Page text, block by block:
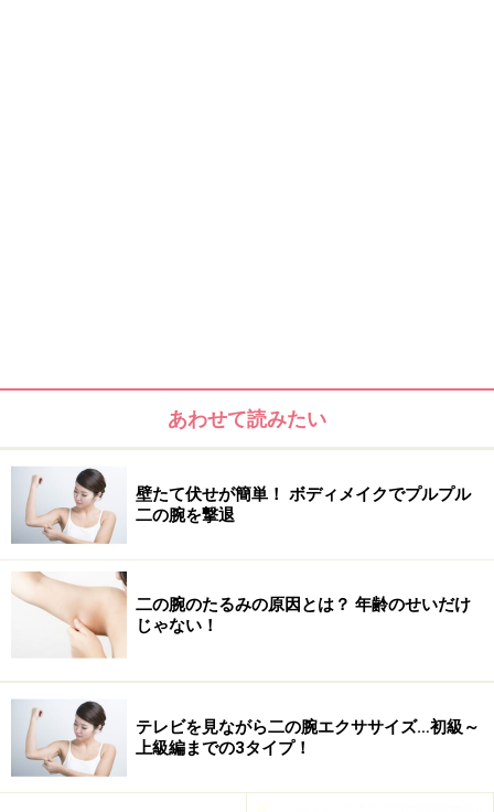
女としての格も上がるもの。
そのためには、上腕二頭筋（腕の前にある筋肉）と上腕
三頭筋（腕の後にある筋肉）を鍛えると同時に、肩の筋
ェイトを使ってトレーニングすると、どうしてもゴツゴ
ツした「二の腕」が完成しやすく、“しなやか・伸びや
か・女性らしさ”からは程遠くなってしまいがちですの
で、今回は簡単なポージングを使ってできる「二の腕」
エクササイズをご紹介しましょう。
あわせて読みたい
壁たて伏せが簡単！ ボディメイクでプルプル
二の腕を撃退
二の腕のたるみの原因とは？ 年齢のせいだけ
じゃない！
テレビを見ながら二の腕エクササイズ…初級～
上級編までの3タイプ！